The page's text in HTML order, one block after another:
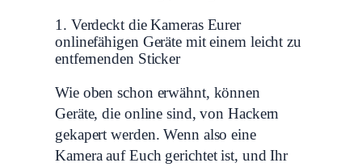
1. Verdeckt die Kameras Eurer
onlinefähigen Geräte mit einem leicht zu
entfernenden Sticker
Wie oben schon erwähnt, können
Geräte, die online sind, von Hackern
gekapert werden. Wenn also eine
Kamera auf Euch gerichtet ist, und Ihr